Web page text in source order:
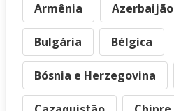
Armênia Azerbaijão
Bulgária Bélgica
Bósnia e Herzegovina